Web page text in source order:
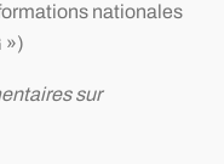
nationales
»)
sur